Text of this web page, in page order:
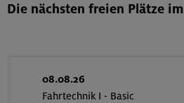
Die nächsten freien Plätze im
08.08.26
Fahrtechnik I - Basic